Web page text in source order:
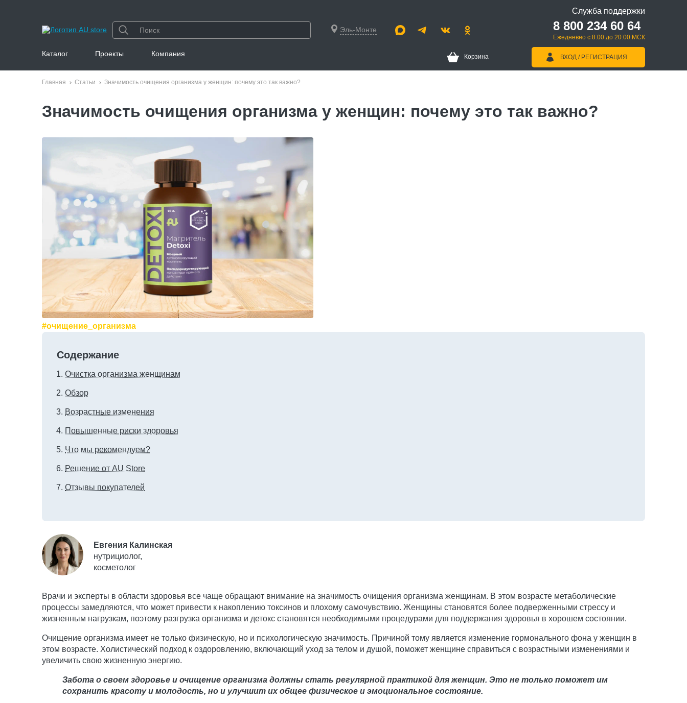
Эль-Монте
Служба поддержки
8 800 234 60 64
Ежедневно с 8:00 до 20:00 МСК
Каталог Проекты Компания Корзина ВХОД / РЕГИСТРАЦИЯ
Главная Статьи Значимость очищения организма у женщин: почему это так важно?
Значимость очищения организма у женщин: почему это так важно?
#очищение_организма
Содержание
Очистка организма женщинам
Обзор
Возрастные изменения
Повышенные риски здоровья
Что мы рекомендуем?
Решение от AU Store
Отзывы покупателей
Евгения Калинская
нутрициолог,
косметолог
Врачи и эксперты в области здоровья все чаще обращают внимание на значимость очищения организма женщинам. В этом возрасте метаболические
процессы замедляются, что может привести к накоплению токсинов и плохому самочувствию. Женщины становятся более подверженными стрессу и
жизненным нагрузкам, поэтому разгрузка организма и детокс становятся необходимыми процедурами для поддержания здоровья в хорошем состоянии.
Очищение организма имеет не только физическую, но и психологическую значимость. Причиной тому является изменение гормонального фона у женщин в
этом возрасте. Холистический подход к оздоровлению, включающий уход за телом и душой, поможет женщине справиться с возрастными изменениями и
увеличить свою жизненную энергию.
Забота о своем здоровье и очищение организма должны стать регулярной практикой для женщин. Это не только поможет им
сохранить красоту и молодость, но и улучшит их общее физическое и эмоциональное состояние.